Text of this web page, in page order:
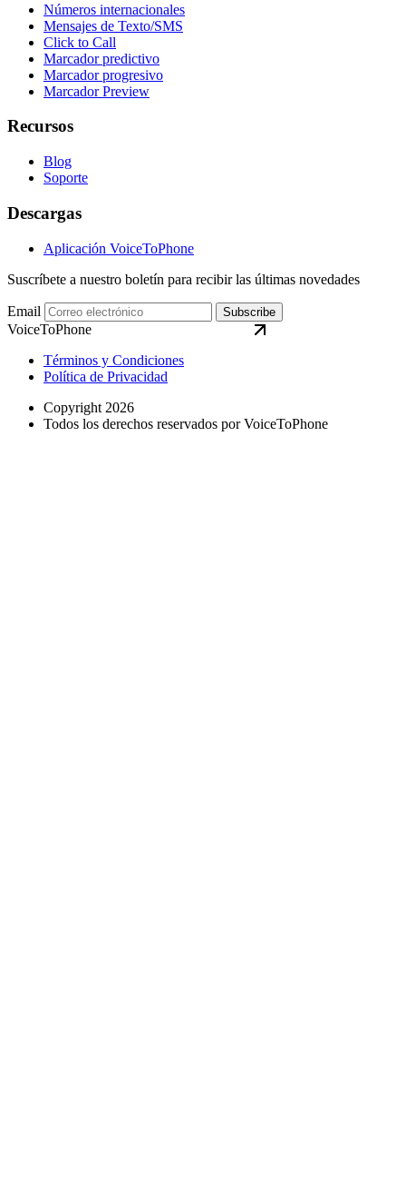
Números internacionales
Mensajes de Texto/SMS
Click to Call
Marcador predictivo
Marcador progresivo
Marcador Preview
Recursos
Blog
Soporte
Descargas
Aplicación VoiceToPhone
Suscríbete a nuestro boletín para recibir las últimas novedades
Email Subscribe
VoiceToPhone
Términos y Condiciones
Política de Privacidad
Copyright 2026
Todos los derechos reservados por VoiceToPhone